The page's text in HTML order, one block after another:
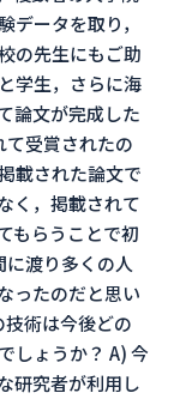
データを取り，
の先生にもご助
学生，さらに海
論文が完成した
て受賞されたの
載された論文で
く，掲載されて
もらうことで初
渡り多くの人
ったのだと思い
術は今後どの
しょうか？ A) 今
研究者が利用し